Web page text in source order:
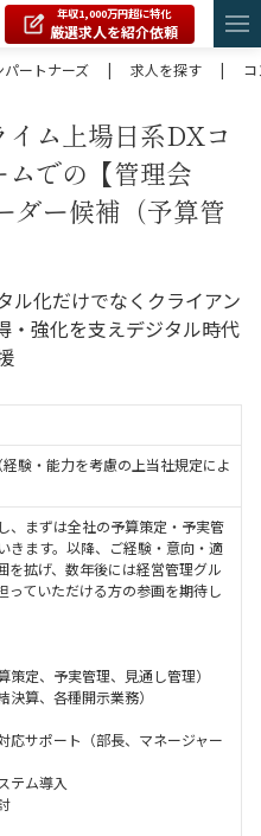
年収1,000万円超に特化
厳選求人を紹介依頼
ートナーズ
| 求人を探す |
ム上場日系DXコ
での【管理会
ダー候補（予算管
ル化だけでなくクライアン
・強化を支えデジタル時代
験・能力を考慮の上当社規定によ
、まずは全社の予算策定・予実管
きます。以降、ご経験・意向・適
を拡げ、数年後には経営管理グル
っていただける方の参画を期待し
策定、予実管理、見通し管理）
決算、各種開示業務）
応サポート（部長、マネージャー
テム導入